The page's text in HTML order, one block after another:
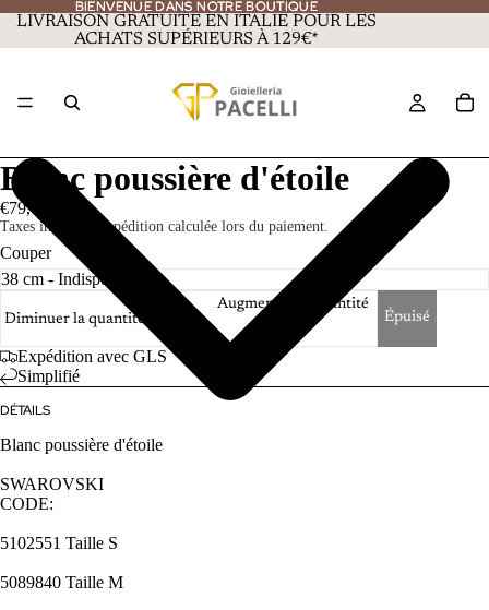
BIENVENUE DANS NOTRE BOUTIQUE
BIENVENUE DANS NOTRE BOUTIQUE
LIVRAISON GRATUITE EN ITALIE POUR LES
ACHATS SUPÉRIEURS À 129€*
Blanc poussière d'étoile
€79,00
Taxes incluses. Expédition calculée lors du paiement.
Couper
Diminuer la quantité
Augmenter la quantité
Épuisé
Expédition avec GLS
Simplifié
DÉTAILS
Blanc poussière d'étoile
SWAROVSKI
CODE:
5102551 Taille S
5089840 Taille M